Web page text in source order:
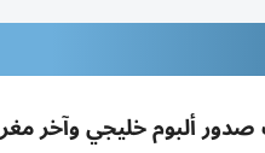
وتعلن قرب صدور ألبوم خليجي وآخر